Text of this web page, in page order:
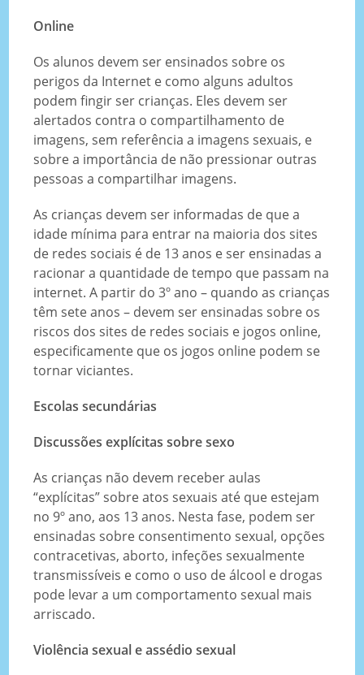
Online
Os alunos devem ser ensinados sobre os
perigos da Internet e como alguns adultos
podem fingir ser crianças. Eles devem ser
alertados contra o compartilhamento de
imagens, sem referência a imagens sexuais, e
sobre a importância de não pressionar outras
pessoas a compartilhar imagens.
As crianças devem ser informadas de que a
idade mínima para entrar na maioria dos sites
de redes sociais é de 13 anos e ser ensinadas a
racionar a quantidade de tempo que passam na
internet. A partir do 3º ano – quando as crianças
têm sete anos – devem ser ensinadas sobre os
riscos dos sites de redes sociais e jogos online,
especificamente que os jogos online podem se
tornar viciantes.
Escolas secundárias
Discussões explícitas sobre sexo
As crianças não devem receber aulas
“explícitas” sobre atos sexuais até que estejam
no 9º ano, aos 13 anos. Nesta fase, podem ser
ensinadas sobre consentimento sexual, opções
contracetivas, aborto, infeções sexualmente
transmissíveis e como o uso de álcool e drogas
pode levar a um comportamento sexual mais
arriscado.
Violência sexual e assédio sexual